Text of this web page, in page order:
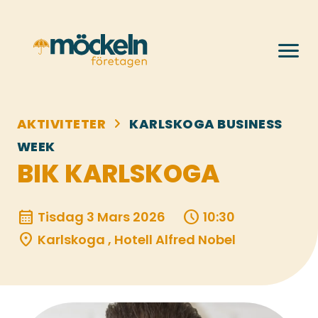
menu
AKTIVITETER chevron_right KARLSKOGA BUSINESS
WEEK
BIK KARLSKOGA
calendar_month Tisdag 3 Mars 2026 schedule 10:30
location_on Karlskoga , Hotell Alfred Nobel